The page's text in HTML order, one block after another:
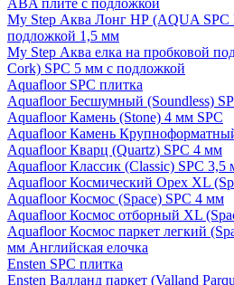
ABA плите с подложкой
My Step Аква Лонг НР (AQUA SPC
подложкой 1,5 мм
My Step Аква елка на пробковой
Cork) SPC 5 мм с подложкой
Aquafloor SPC плитка
Aquafloor Бесшумный (Soundless)
Aquafloor Камень (Stone) 4 мм SPC
Aquafloor Камень
Aquafloor Кварц (Quartz) SPC 4 мм
Aquafloor Классик (Classic) SPC 3,5
Aquafloor Космический Орех XL
Aquafloor Космос (Space) SPC 4 мм
Aquafloor Космос отборный XL
Aquafloor Космос паркет легкий
мм Английская елочка
Ensten SPC плитка
Ensten Валланд паркет (Valland